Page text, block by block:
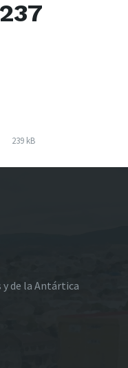
File
239 kB
y de la Antártica